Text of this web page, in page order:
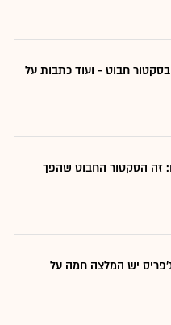
חבוט - ועוד כתבות על
זה הסקטור החבוט שהפך
יש המלצה חמה על